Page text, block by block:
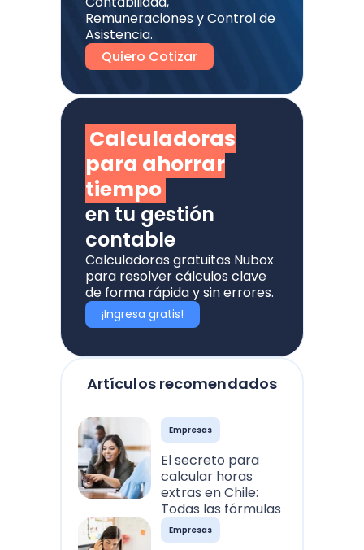
Artículos recomendados
Empresas
El secreto para
calcular horas
extras en Chile:
Todas las fórmulas
Empresas
Calculadoras
para ahorrar
tiempo
en tu gestión
contable
Calculadoras gratuitas Nubox
para resolver cálculos clave
de forma rápida y sin errores.
¡Ingresa gratis!
Remuneraciones y Control de
Asistencia.
Quiero Cotizar